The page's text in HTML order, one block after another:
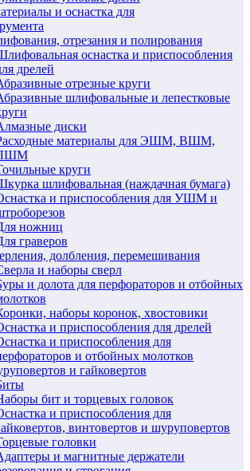
и оснастка для
отрезания и полирования
оснастка и приспособления
дрелей
отрезные круги
шлифовальные и лепестковые
диски
материалы для ЭШМ, ВШМ,
круги
шлифовальная (наждачная бумага)
и приспособления для УШМ и
ножниц
граверов
долбления, перемешивания
и наборы сверл
и долота для перфораторов и отбойных
наборы коронок, хвостовики
и приспособления для дрелей
и приспособления для
и отбойных молотков
и гайковертов
бит и торцевых головок
и приспособления для
винтовертов и шуруповертов
головки
и магнитные держатели